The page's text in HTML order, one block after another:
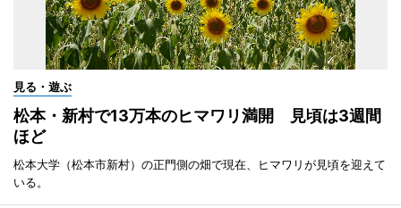
見る・遊ぶ
松本・新村で13万本のヒマワリ満開 見頃は3週間
ほど
松本大学（松本市新村）の正門側の畑で現在、ヒマワリが見頃を迎えて
いる。